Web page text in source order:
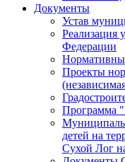
Документы
Устав
Реализация
Федерации
Проекты
Программа
детей на
Сухой Лог